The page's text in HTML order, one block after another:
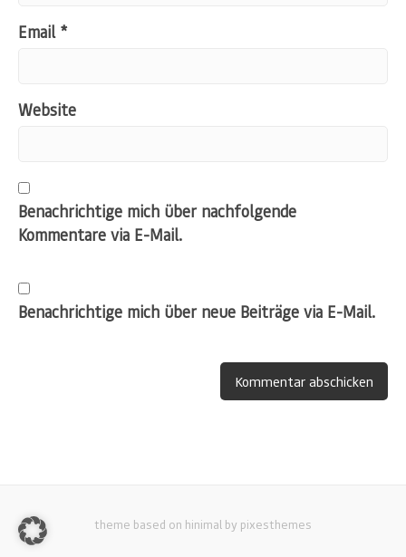
Email *
Website
Benachrichtige mich über nachfolgende
Kommentare via E-Mail.
Benachrichtige mich über neue Beiträge via E-Mail.
theme based on hinimal by pixesthemes